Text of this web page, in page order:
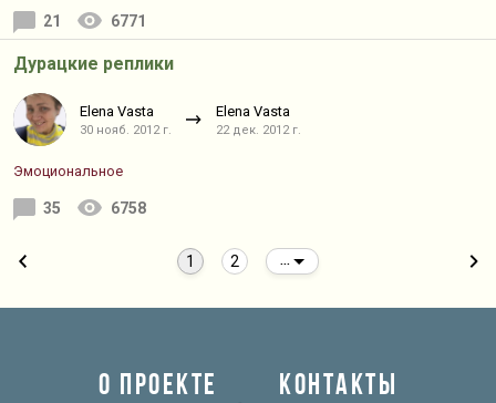
21 6771
Дурацкие реплики
Elena Vasta
30 нояб. 2012 г.
Elena Vasta
22 дек. 2012 г.
Эмоциональное
35 6758
1 2
О ПРОЕКТЕ КОНТАКТЫ